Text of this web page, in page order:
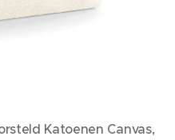
Katoenen Canvas,